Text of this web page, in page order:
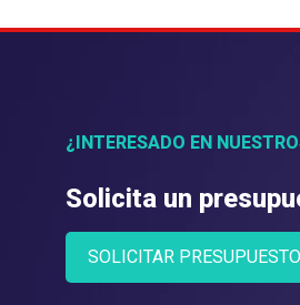
¿INTERESADO EN
Solicita un
SOLICITAR PRESUPUESTO